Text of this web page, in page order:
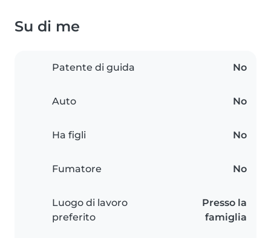
Su di me
Patente di guida No
Auto No
Ha figli No
Fumatore No
Luogo di lavoro
preferito
Presso la
famiglia